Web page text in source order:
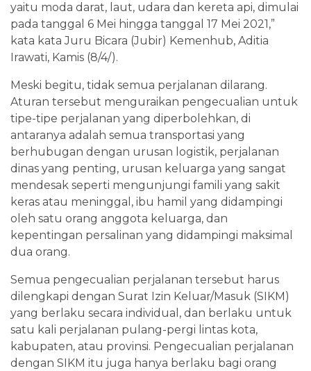
yaitu moda darat, laut, udara dan kereta api, dimulai
pada tanggal 6 Mei hingga tanggal 17 Mei 2021,”
kata kata Juru Bicara (Jubir) Kemenhub, Aditia
Irawati, Kamis (8/4/).
Meski begitu, tidak semua perjalanan dilarang.
Aturan tersebut menguraikan pengecualian untuk
tipe-tipe perjalanan yang diperbolehkan, di
antaranya adalah semua transportasi yang
berhubugan dengan urusan logistik, perjalanan
dinas yang penting, urusan keluarga yang sangat
mendesak seperti mengunjungi famili yang sakit
keras atau meninggal, ibu hamil yang didampingi
oleh satu orang anggota keluarga, dan
kepentingan persalinan yang didampingi maksimal
dua orang.
Semua pengecualian perjalanan tersebut harus
dilengkapi dengan Surat Izin Keluar/Masuk (SIKM)
yang berlaku secara individual, dan berlaku untuk
satu kali perjalanan pulang-pergi lintas kota,
kabupaten, atau provinsi. Pengecualian perjalanan
dengan SIKM itu juga hanya berlaku bagi orang